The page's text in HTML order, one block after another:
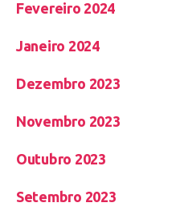
Fevereiro 2024
Janeiro 2024
Dezembro 2023
Novembro 2023
Outubro 2023
Setembro 2023